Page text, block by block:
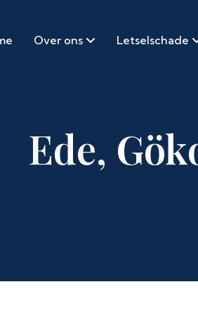
Over ons Letselschade
Ede,